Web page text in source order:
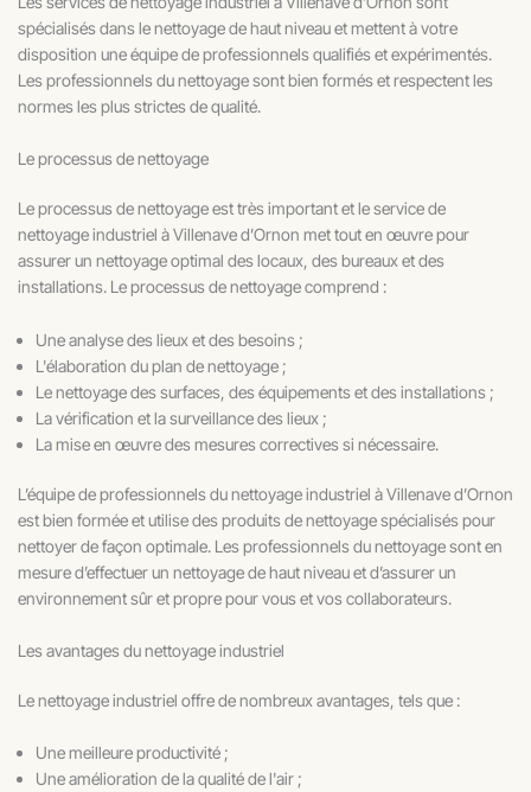
spécialisés dans le nettoyage de haut niveau et mettent à votre
disposition une équipe de professionnels qualifiés et expérimentés.
Les professionnels du nettoyage sont bien formés et respectent les
normes les plus strictes de qualité.
Le processus de nettoyage
Le processus de nettoyage est très important et le service de
nettoyage industriel à Villenave d’Ornon met tout en œuvre pour
assurer un nettoyage optimal des locaux, des bureaux et des
installations. Le processus de nettoyage comprend :
Une analyse des lieux et des besoins ;
L'élaboration du plan de nettoyage ;
Le nettoyage des surfaces, des équipements et des installations ;
La vérification et la surveillance des lieux ;
La mise en œuvre des mesures correctives si nécessaire.
L’équipe de professionnels du nettoyage industriel à Villenave d’Ornon
est bien formée et utilise des produits de nettoyage spécialisés pour
nettoyer de façon optimale. Les professionnels du nettoyage sont en
mesure d’effectuer un nettoyage de haut niveau et d’assurer un
environnement sûr et propre pour vous et vos collaborateurs.
Les avantages du nettoyage industriel
Le nettoyage industriel offre de nombreux avantages, tels que :
Une meilleure productivité ;
Une amélioration de la qualité de l'air ;